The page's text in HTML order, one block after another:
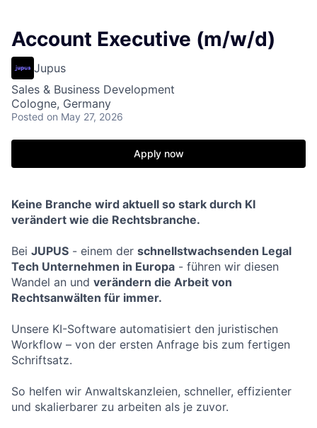
Account Executive (m/w/d)
Jupus
Sales & Business Development
Cologne, Germany
Posted on May 27, 2026
Apply now
Keine Branche wird aktuell so stark durch KI
verändert wie die Rechtsbranche.
Bei JUPUS - einem der schnellstwachsenden Legal
Tech Unternehmen in Europa - führen wir diesen
Wandel an und verändern die Arbeit von
Rechtsanwälten für immer.
Unsere KI-Software automatisiert den juristischen
Workflow – von der ersten Anfrage bis zum fertigen
Schriftsatz.
So helfen wir Anwaltskanzleien, schneller, effizienter
und skalierbarer zu arbeiten als je zuvor.